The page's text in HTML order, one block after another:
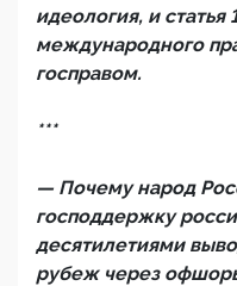
идеология, и статья
международного
госправом.
***
— Почему народ
господдержку
десятилетиями
рубеж через